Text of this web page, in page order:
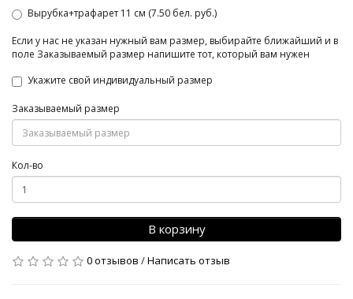
Вырубка+трафарет 11 см (7.50 бел. руб.)
Если у нас не указан нужный вам размер, выбирайте ближайший и в
поле Заказываемый размер напишите тот, который вам нужен
Укажите свой индивидуальный размер
Заказываемый размер
Кол-во
В корзину
0 отзывов /Написать отзыв